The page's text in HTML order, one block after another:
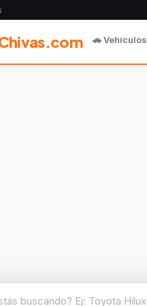
🚗 Vehículos